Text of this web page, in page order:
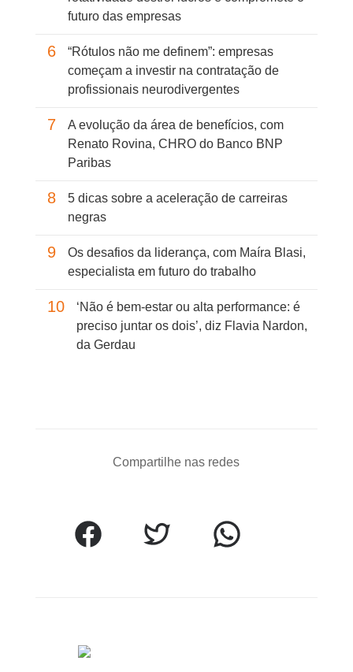
futuro das empresas
6
“Rótulos não me definem”: empresas
começam a investir na contratação de
profissionais neurodivergentes
7
A evolução da área de benefícios, com
Renato Rovina, CHRO do Banco BNP
Paribas
8
5 dicas sobre a aceleração de carreiras
negras
9
Os desafios da liderança, com Maíra Blasi,
especialista em futuro do trabalho
10
‘Não é bem-estar ou alta performance: é
preciso juntar os dois’, diz Flavia Nardon,
da Gerdau
Compartilhe nas redes